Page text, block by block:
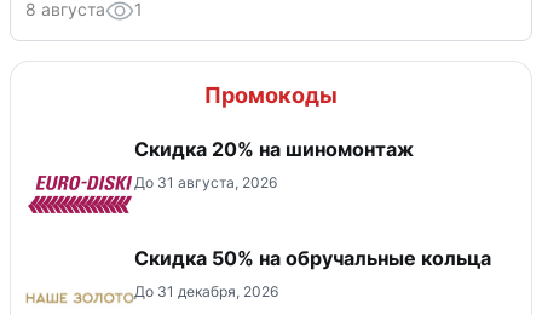
8 августа 1
Промокоды
Скидка 20% на шиномонтаж
До 31 августа, 2026
Скидка 50% на обручальные кольца
До 31 декабря, 2026